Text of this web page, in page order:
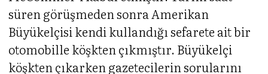
süren görüşmeden sonra Amerikan
Büyükelçisi kendi kullandığı sefarete ait bir
otomobille köşkten çıkmıştır. Büyükelçi
köşkten çıkarken gazetecilerin sorularını